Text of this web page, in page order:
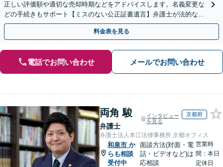
正しい評価額や適切な売却時期などをアドバイスします。名義変更な
どの手続きもサポート【ミスのない公正証書遺言】弁護士が法的な観
点から遺言書を作成します。
料金表を見る
電話でお問い合わせ メールでお問い合わせ
両角 駿
弁護士
インタビュー
を見る
京都府
弁護士法人本江法律事務所 京都オフィス
和泉市 か
らも相談
受付中
面談方法(対面・電
話・ビデオなど)は
応相談
営業時
間：本日
定休日